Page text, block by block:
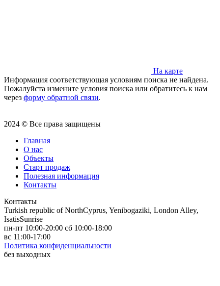
На карте
Информация соответствующая условиям поиска не найдена.
Пожалуйста измените условия поиска или обратитесь к нам
через форму обратной связи.
2024 © Все права защищены
Главная
О нас
Объекты
Старт продаж
Полезная информация
Контакты
Контакты
Turkish republic of NorthCyprus, Yenibogaziki, London Alley,
IsatisSunrise
пн-пт 10:00-20:00 сб 10:00-18:00
вс 11:00-17:00
Политика конфиденциальности
без выходных